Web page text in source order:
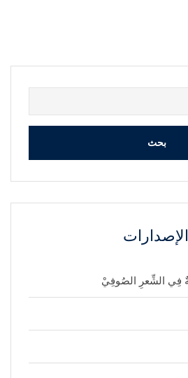
فِي الشِّعرِ الصُوفِيْ